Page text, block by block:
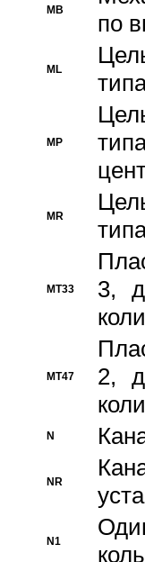
MB
по
ML
MP
MR
MT33
3,
MT47
2,
N
NR
N1